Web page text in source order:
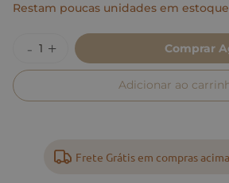
Restam poucas unidades em
Comprar
Adicionar ao
Frete Grátis em compras